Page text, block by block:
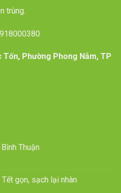
trùng.
Tốn, Phường Phong Nẫm, TP
Thuận
gọn, sạch lại nhàn